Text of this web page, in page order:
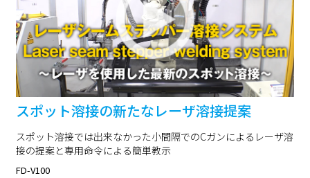
スポット溶接の新たなレーザ溶接提案
スポット溶接では出来なかった小間隔でのCガンによるレーザ溶
接の提案と専用命令による簡単教示
FD-V100